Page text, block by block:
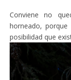
Conviene no
horneado,
posibilidad que